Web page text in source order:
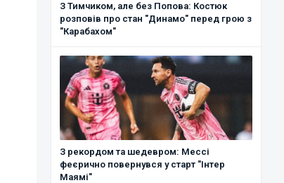
З Тимчиком, але без Попова: Костюк
розповів про стан "Динамо" перед грою з
"Карабахом"
З рекордом та шедевром: Мессі
феєрично повернувся у старт "Інтер
Маямі"